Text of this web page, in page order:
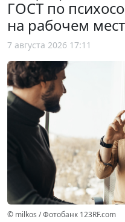
ГОСТ по
на рабочем
7 августа 2026 17:11
© milkos / Фотобанк 123RF.com